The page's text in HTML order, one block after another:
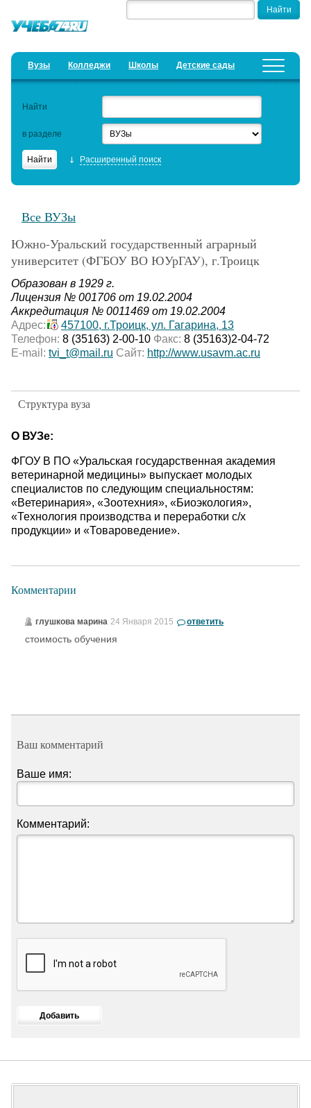
Вузы Колледжи Школы Детские сады
Добавить уч. заведение Предложить новость
Актуальные статьи
Найти
в разделе
Расширенный поиск
Все ВУЗы
Южно-Уральский государственный аграрный
университет (ФГБОУ ВО ЮУрГАУ), г.Троицк
Образован в 1929 г.
Лицензия № 001706 от 19.02.2004
Аккредитация № 0011469 от 19.02.2004
Адрес:
457100, г.Троицк, ул. Гагарина, 13
Телефон: 8 (35163) 2-00-10 Факс: 8 (35163)2-04-72
E-mail: tvi_t@mail.ru Сайт: http://www.usavm.ac.ru
Структура вуза
О ВУЗе:
ФГОУ В ПО «Уральская государственная академия
ветеринарной медицины» выпускает молодых
специалистов по следующим специальностям:
«Ветеринария», «Зоотехния», «Биоэкология»,
«Технология производства и переработки с/х
продукции» и «Товароведение».
Комментарии
глушкова марина 24 Января 2015 ответить
стоимость обучения
Ваш комментарий
Ваше имя:
Комментарий: